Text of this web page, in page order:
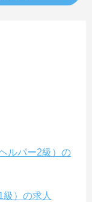
ルパー2級）の
）の求人